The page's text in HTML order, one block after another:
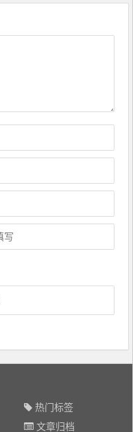
热门标签
文章归档